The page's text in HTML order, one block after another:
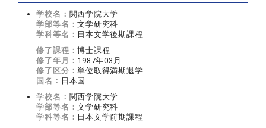
学校名： 関西学院大学
学部等名：文学研究科
学科等名： 日本文学後期課程
修了課程：博士課程
修了年月： 1987年03月
修了区分：単位取得満期退学
国名： 日本国
学校名： 関西学院大学
学部等名：文学研究科
学科等名： 日本文学前期課程